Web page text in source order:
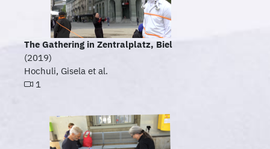
The Gathering in Zentralplatz, Biel
(2019)
Hochuli, Gisela et al.
1